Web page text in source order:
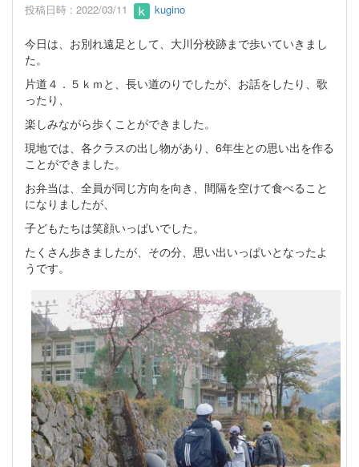
投稿日時 : 2022/03/11 kugino
今日は、お別れ遠足として、大川分校跡まで歩いていきまし
た。
片道４．５ｋｍと、長い道のりでしたが、お話をしたり、歌
ったり、
楽しみながら歩くことができました。
現地では、各クラスの出し物があり、6年生との思い出を作る
ことができました。
お弁当は、全員が同じ方向を向き、間隔を空けて食べること
になりましたが、
子どもたちは笑顔いっぱいでした。
たくさん歩きましたが、その分、思い出いっぱいとなったよ
うです。